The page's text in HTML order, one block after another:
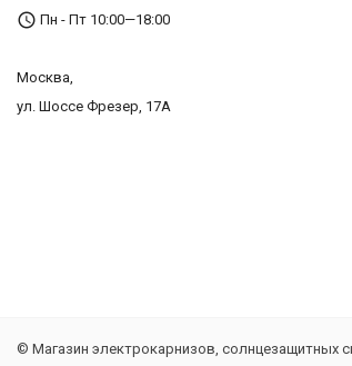
Пн - Пт 10:00—18:00
Москва,
ул. Шоссе Фрезер, 17А
© Магазин электрокарнизов, солнцезащитных